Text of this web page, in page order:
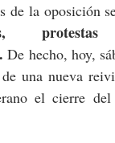
de la oposición
De hecho, hoy,
de una nueva
el cierre